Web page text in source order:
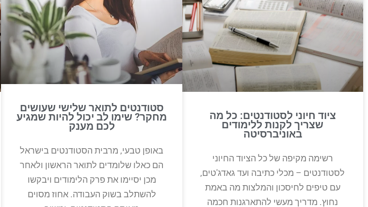
ציוד חיוני לסטודנטים: כל מה
שצריך לקנות ללימודים
באוניברסיטה
רשימה מקיפה של כל הציוד החיוני
לסטודנטים – מכלי כתיבה ועד גאדג'טים,
עם טיפים לחיסכון והמלצות מה באמת
נחוץ. מדריך מעשי להתארגנות חכמה
סטודנטים לתואר שלישי שעושים
מחקר? שימו לב יכול להיות שמגיע
לכם מענק
באופן טבעי, מרבית הסטודנטים בישראל
הם כאלו שלומדים לתואר הראשון ולאחר
מכן יסיימו את פרק הלימודים ויבקשו
להשתלב בשוק העבודה. אחוז מסוים